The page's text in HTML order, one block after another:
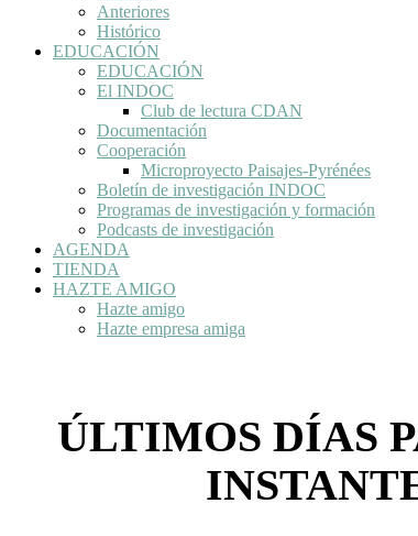
Anteriores
Histórico
EDUCACIÓN
EDUCACIÓN
El INDOC
Club de lectura CDAN
Documentación
Cooperación
Microproyecto Paisajes-Pyrénées
Boletín de investigación INDOC
Programas de investigación y formación
Podcasts de investigación
AGENDA
TIENDA
HAZTE AMIGO
Hazte amigo
Hazte empresa amiga
ÚLTIMOS DÍAS